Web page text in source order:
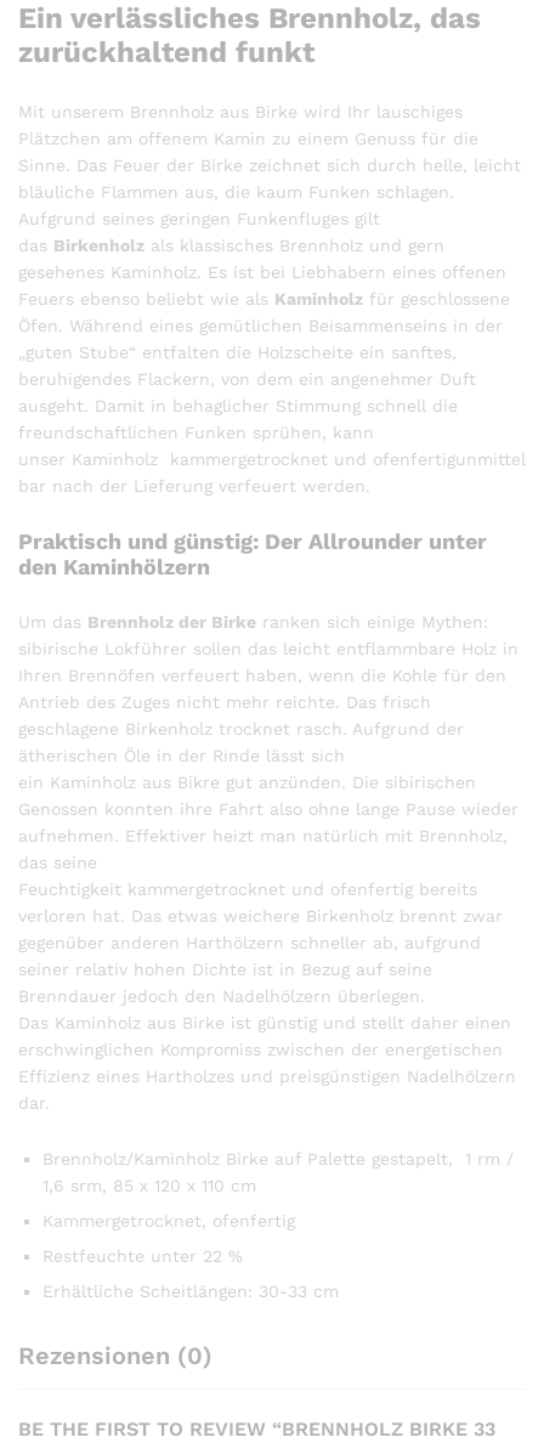
Ein verlässliches Brennholz, das
zurückhaltend funkt
Mit unserem Brennholz aus Birke wird Ihr lauschiges
Plätzchen am offenem Kamin zu einem Genuss für die
Sinne. Das Feuer der Birke zeichnet sich durch helle, leicht
bläuliche Flammen aus, die kaum Funken schlagen.
Aufgrund seines geringen Funkenfluges gilt
das Birkenholz als klassisches Brennholz und gern
gesehenes Kaminholz. Es ist bei Liebhabern eines offenen
Feuers ebenso beliebt wie als Kaminholz für geschlossene
Öfen. Während eines gemütlichen Beisammenseins in der
„guten Stube“ entfalten die Holzscheite ein sanftes,
beruhigendes Flackern, von dem ein angenehmer Duft
ausgeht. Damit in behaglicher Stimmung schnell die
freundschaftlichen Funken sprühen, kann
unser Kaminholz kammergetrocknet und ofenfertigunmittel
bar nach der Lieferung verfeuert werden.
Praktisch und günstig: Der Allrounder unter
den Kaminhölzern
Um das Brennholz der Birke ranken sich einige Mythen:
sibirische Lokführer sollen das leicht entflammbare Holz in
Ihren Brennöfen verfeuert haben, wenn die Kohle für den
Antrieb des Zuges nicht mehr reichte. Das frisch
geschlagene Birkenholz trocknet rasch. Aufgrund der
ätherischen Öle in der Rinde lässt sich
ein Kaminholz aus Bikre gut anzünden. Die sibirischen
Genossen konnten ihre Fahrt also ohne lange Pause wieder
aufnehmen. Effektiver heizt man natürlich mit Brennholz,
das seine
Feuchtigkeit kammergetrocknet und ofenfertig bereits
verloren hat. Das etwas weichere Birkenholz brennt zwar
gegenüber anderen Harthölzern schneller ab, aufgrund
seiner relativ hohen Dichte ist in Bezug auf seine
Brenndauer jedoch den Nadelhölzern überlegen.
Das Kaminholz aus Birke ist günstig und stellt daher einen
erschwinglichen Kompromiss zwischen der energetischen
Effizienz eines Hartholzes und preisgünstigen Nadelhölzern
dar.
Brennholz/Kaminholz Birke auf Palette gestapelt, 1 rm /
1,6 srm, 85 х 120 х 110 cm
Kammergetrocknet, ofenfertig
Restfeuchte unter 22 %
Erhältliche Scheitlängen: 30-33 cm
Rezensionen (0)
BE THE FIRST TO REVIEW “BRENNHOLZ BIRKE 33